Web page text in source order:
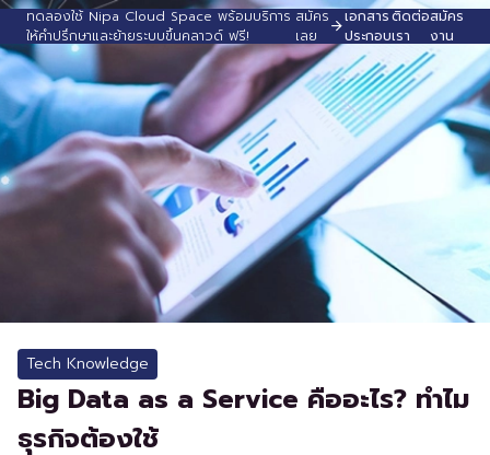
ทดลองใช้ Nipa Cloud Space พร้อมบริการ
ให้คำปรึกษาและย้ายระบบขึ้นคลาวด์ ฟรี!
สมัคร
เลย
เอกสาร
ประกอบ
ติดต่อ
เรา
สมัคร
งาน
Tech Knowledge
Big Data as a Service คืออะไร? ทำไม
ธุรกิจต้องใช้